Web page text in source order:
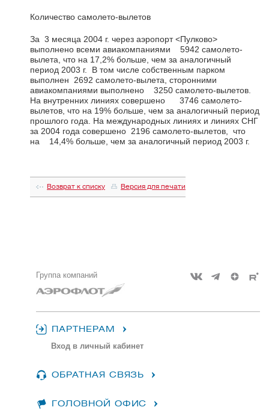
Количество самолето-вылетов
За 3 месяца 2004 г. через аэропорт <Пулково>
выполнено всеми авиакомпаниями 5942 самолето-
вылета, что на 17,2% больше, чем за аналогичный
период 2003 г. В том числе собственным парком
выполнен 2692 самолето-вылета, сторонними
авиакомпаниями выполнено 3250 самолето-вылетов.
На внутренних линиях совершено 3746 самолето-
вылетов, что на 19% больше, чем за аналогичный период
прошлого года. На международных линиях и линиях СНГ
за 2004 года совершено 2196 самолето-вылетов, что
на 14,4% больше, чем за аналогичный период 2003 г.
Возврат к списку Версия для печати
Группа компаний
ПАРТНЕРАМ
Вход в личный кабинет
ОБРАТНАЯ СВЯЗЬ
ГОЛОВНОЙ ОФИС